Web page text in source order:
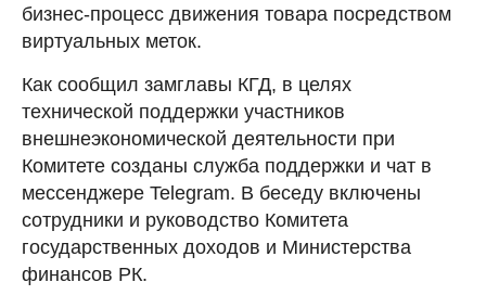
бизнес-процесс движения товара посредством
виртуальных меток.
Как сообщил замглавы КГД, в целях
технической поддержки участников
внешнеэкономической деятельности при
Комитете созданы служба поддержки и чат в
мессенджере Telegram. В беседу включены
сотрудники и руководство Комитета
государственных доходов и Министерства
финансов РК.